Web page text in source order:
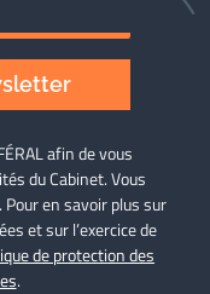
afin de vous
du Cabinet. Vous
en savoir plus sur
et sur l’exercice de
de protection des
.